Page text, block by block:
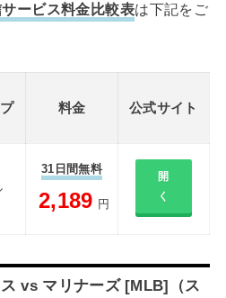
ービス料金比較表は下記をご
料金 公式サイト
31日間無料
2,189 円
開
く
vs マリナーズ [MLB]（ス